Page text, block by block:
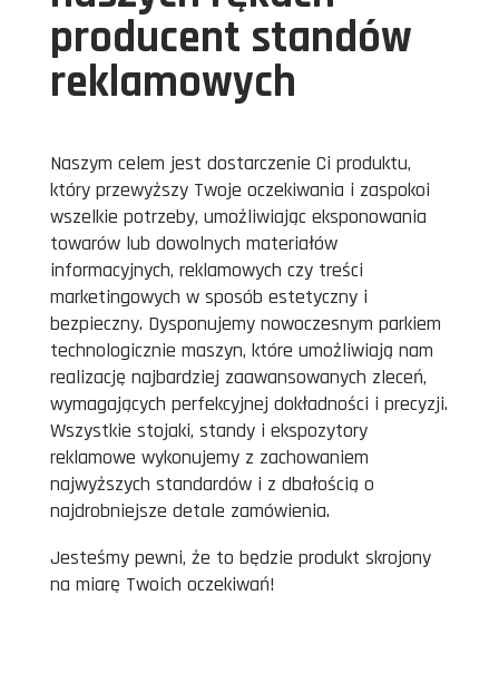
producent standów
reklamowych
Naszym celem jest dostarczenie Ci produktu,
który przewyższy Twoje oczekiwania i zaspokoi
wszelkie potrzeby, umożliwiając eksponowania
towarów lub dowolnych materiałów
informacyjnych, reklamowych czy treści
marketingowych w sposób estetyczny i
bezpieczny. Dysponujemy nowoczesnym parkiem
technologicznie maszyn, które umożliwiają nam
realizację najbardziej zaawansowanych zleceń,
wymagających perfekcyjnej dokładności i precyzji.
Wszystkie stojaki, standy i ekspozytory
reklamowe wykonujemy z zachowaniem
najwyższych standardów i z dbałością o
najdrobniejsze detale zamówienia.
Jesteśmy pewni, że to będzie produkt skrojony
na miarę Twoich oczekiwań!